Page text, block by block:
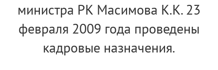
министра РК Масимова К.К. 23
февраля 2009 года проведены
кадровые назначения.